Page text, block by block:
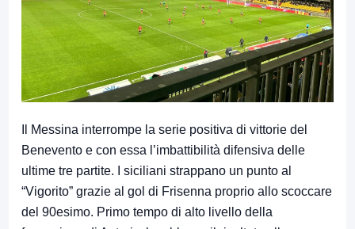
Il Messina interrompe la serie positiva di vittorie del
Benevento e con essa l’imbattibilità difensiva delle
ultime tre partite. I siciliani strappano un punto al
“Vigorito” grazie al gol di Frisenna proprio allo scoccare
del 90esimo. Primo tempo di alto livello della